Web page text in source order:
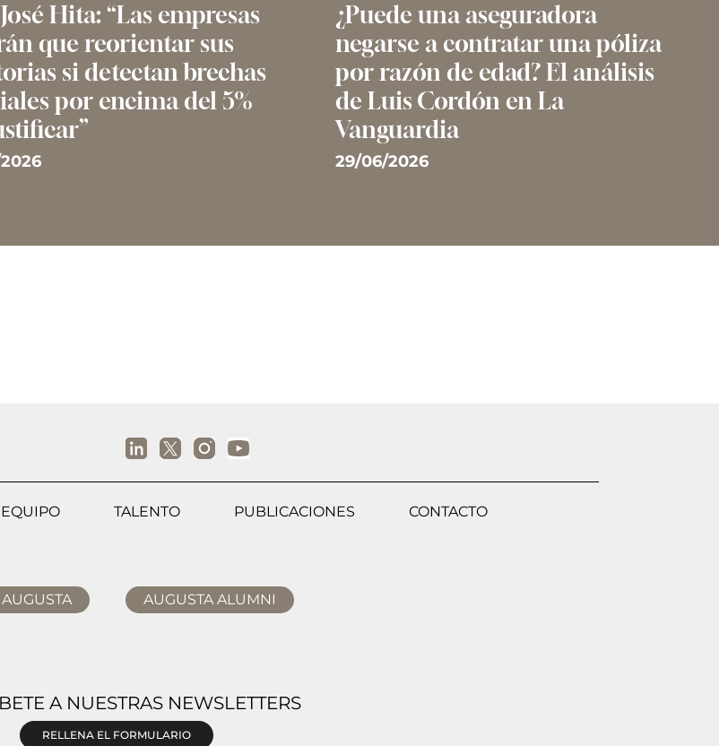
Hita: “Las empresas
que reorientar sus
si detectan brechas
por encima del 5%
¿Puede una aseguradora
negarse a contratar una póliza
por razón de edad? El análisis
de Luis Cordón en La
Vanguardia
29/06/2026
EQUIPO TALENTO PUBLICACIONES CONTACTO
AUGUSTA ALUMNI
A NUESTRAS NEWSLETTERS
RELLENA EL FORMULARIO